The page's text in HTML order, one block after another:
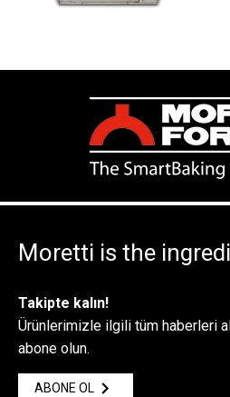
Moretti is the
Takipte kalın!
Ürünlerimizle ilgili tüm haberleri
abone olun.
ABONE OL